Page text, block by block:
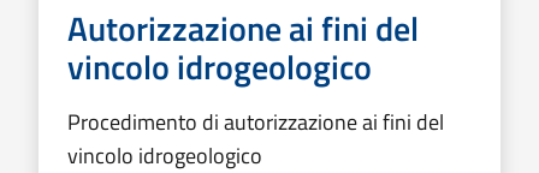
Autorizzazione ai fini del
vincolo idrogeologico
Procedimento di autorizzazione ai fini del
vincolo idrogeologico